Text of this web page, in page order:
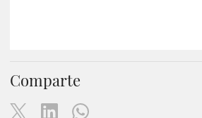
Comparte